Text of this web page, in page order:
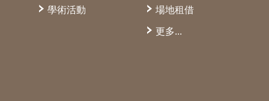
學術活動 場地租借
更多...